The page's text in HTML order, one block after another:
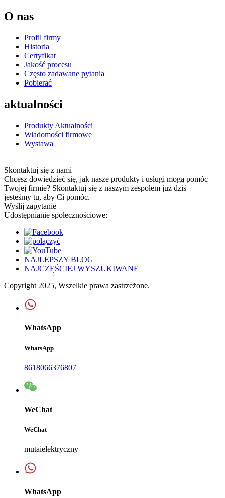
O nas
Profil firmy
Historia
Certyfikat
Jakość procesu
Często zadawane pytania
Pobierać
aktualności
Produkty Aktualności
Wiadomości firmowe
Wystawa
Skontaktuj się z nami
Chcesz dowiedzieć się, jak nasze produkty i usługi mogą pomóc
Twojej firmie? Skontaktuj się z naszym zespołem już dziś –
jesteśmy tu, aby Ci pomóc.
Wyślij zapytanie
Udostępnianie społecznościowe:
NAJLEPSZY BLOG
NAJCZĘŚCIEJ WYSZUKIWANE
Copyright 2025, Wszelkie prawa zastrzeżone.
WhatsApp
WhatsApp
8618066376807
WeChat
WeChat
mutaielektryczny
WhatsApp